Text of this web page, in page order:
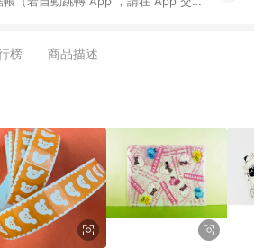
方優惠，例如首購優惠，P coins，
款不在此限。 6. APP 請更新至
募資商品，禮物卡，開館保證金，補
格。 9. LINE 購物站上之商品規格、
商品資訊頁及購物車不符，以
物車標示為準。 10. 點數紅包使用規
準。 11. 若於 LINE 購物前往 Pinkoi
並完成訂單，不符合導購資格；承
，需透過 LINE 購物前往 Pinkoi 頁
榜 商品描述